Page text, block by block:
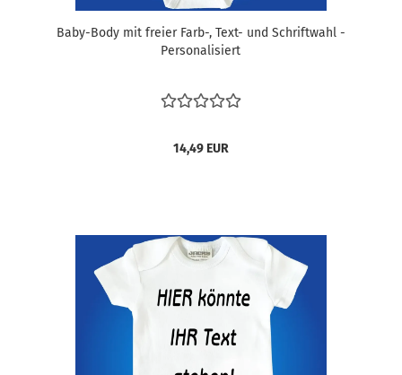
Baby-Body mit freier Farb-, Text- und Schriftwahl -
Personalisiert
14,49 EUR